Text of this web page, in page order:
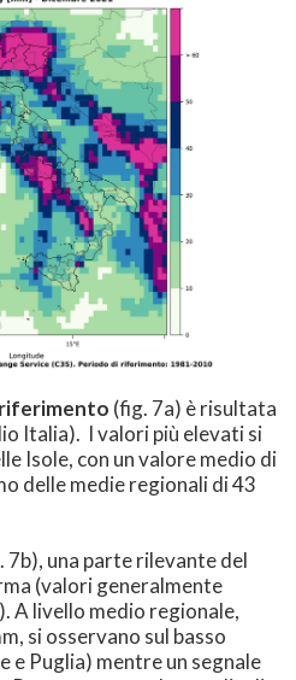
(fig. 7a) è risultata
Italia). I valori più elevati si
Isole, con un valore medio di
delle medie regionali di 43
7b), una parte rilevante del
(valori generalmente
A livello medio regionale,
si osservano sul basso
Puglia) mentre un segnale